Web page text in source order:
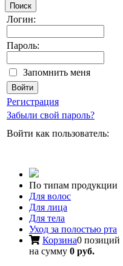
Поиск
Логин:
Пароль:
Запомнить меня
Регистрация
Забыли свой пароль?
Войти как пользователь:
По типам продукции
Для волос
Для лица
Для тела
Уход за полостью рта
Корзина0 позиций
на сумму 0 руб.